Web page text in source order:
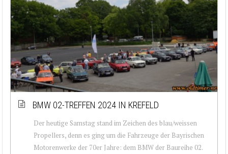
BMW 02-TREFFEN 2024 IN KREFELD
Der heutige Samstag stand im Zeichen des blau/weissen
Propellers, denn es ging um die Fahrzeuge der Bayrischen
Motorenwerke der 70er Jahre: dem BMW der Baureihe 02.